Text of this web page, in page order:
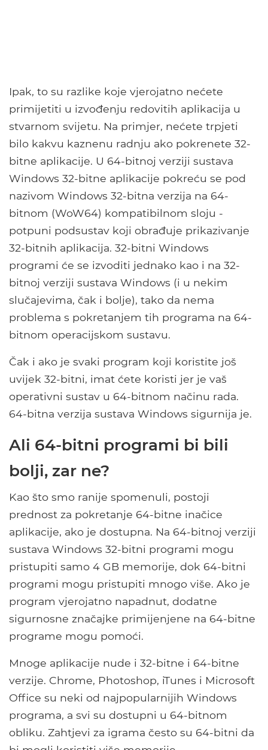
Ipak, to su razlike koje vjerojatno nećete
primijetiti u izvođenju redovitih aplikacija u
stvarnom svijetu. Na primjer, nećete trpjeti
bilo kakvu kaznenu radnju ako pokrenete 32-
bitne aplikacije. U 64-bitnoj verziji sustava
Windows 32-bitne aplikacije pokreću se pod
nazivom Windows 32-bitna verzija na 64-
bitnom (WoW64) kompatibilnom sloju -
potpuni podsustav koji obrađuje prikazivanje
32-bitnih aplikacija. 32-bitni Windows
programi će se izvoditi jednako kao i na 32-
bitnoj verziji sustava Windows (i u nekim
slučajevima, čak i bolje), tako da nema
problema s pokretanjem tih programa na 64-
bitnom operacijskom sustavu.
Čak i ako je svaki program koji koristite još
uvijek 32-bitni, imat ćete koristi jer je vaš
operativni sustav u 64-bitnom načinu rada.
64-bitna verzija sustava Windows sigurnija je.
Ali 64-bitni programi bi bili
bolji, zar ne?
Kao što smo ranije spomenuli, postoji
prednost za pokretanje 64-bitne inačice
aplikacije, ako je dostupna. Na 64-bitnoj verziji
sustava Windows 32-bitni programi mogu
pristupiti samo 4 GB memorije, dok 64-bitni
programi mogu pristupiti mnogo više. Ako je
program vjerojatno napadnut, dodatne
sigurnosne značajke primijenjene na 64-bitne
programe mogu pomoći.
Mnoge aplikacije nude i 32-bitne i 64-bitne
verzije. Chrome, Photoshop, iTunes i Microsoft
Office su neki od najpopularnijih Windows
programa, a svi su dostupni u 64-bitnom
obliku. Zahtjevi za igrama često su 64-bitni da